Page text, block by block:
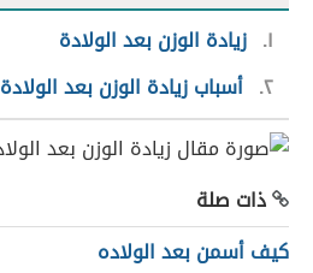
١ زيادة الوزن بعد الولادة
٢ أسباب زيادة الوزن بعد الولادة
ذات صلة
كيف أسمن بعد الولاده